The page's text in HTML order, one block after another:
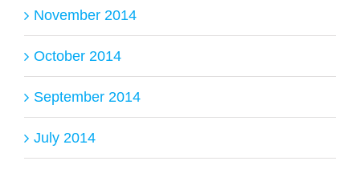
November 2014
October 2014
September 2014
July 2014